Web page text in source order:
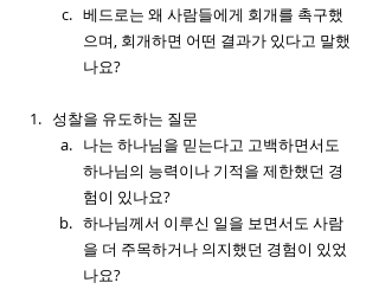
베드로는 왜 사람들에게 회개를 촉구했
으며, 회개하면 어떤 결과가 있다고 말했
나요?
성찰을 유도하는 질문
나는 하나님을 믿는다고 고백하면서도
하나님의 능력이나 기적을 제한했던 경
험이 있나요?
하나님께서 이루신 일을 보면서도 사람
을 더 주목하거나 의지했던 경험이 있었
나요?